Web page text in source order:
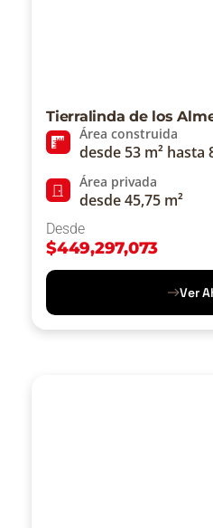
Tierralinda de los
Área construida
desde 53 m² hasta
Área privada
desde 45,75 m²
Desde
$449,297,073
Ver